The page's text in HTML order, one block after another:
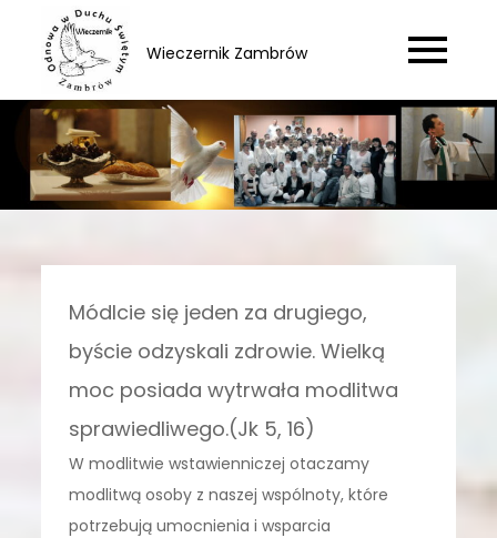
content
Wieczernik Zambrów
Módlcie się jeden za drugiego,
byście odzyskali zdrowie. Wielką
moc posiada wytrwała modlitwa
sprawiedliwego.(Jk 5, 16)
W modlitwie wstawienniczej otaczamy
modlitwą osoby z naszej wspólnoty, które
potrzebują umocnienia i wsparcia